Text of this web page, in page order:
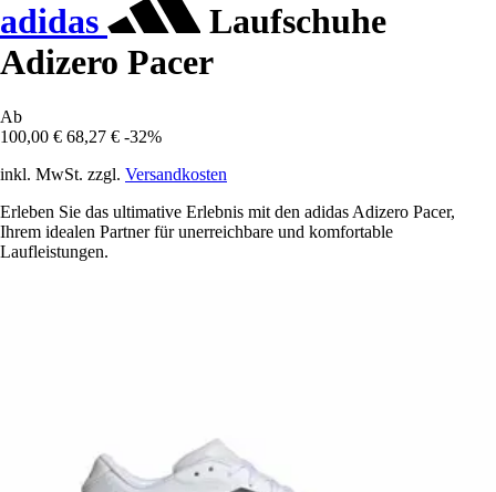
adidas
Laufschuhe
Adizero Pacer
Ab
100,00 € 68,27 € -32%
inkl. MwSt. zzgl. Versandkosten
Erleben Sie das ultimative Erlebnis mit den adidas Adizero Pacer,
Ihrem idealen Partner für unerreichbare und komfortable
Laufleistungen.